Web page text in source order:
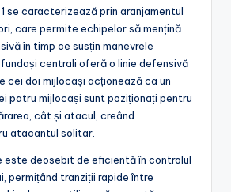
caracterizează prin aranjamentul
care permite echipelor să mențină
în timp ce susțin manevrele
centrali oferă o linie defensivă
cei doi mijlocași acționează ca un
patru mijlocași sunt poziționați pentru
cât și atacul, creând
atacantul solitar.
este deosebit de eficientă în controlul
permițând tranziții rapide între